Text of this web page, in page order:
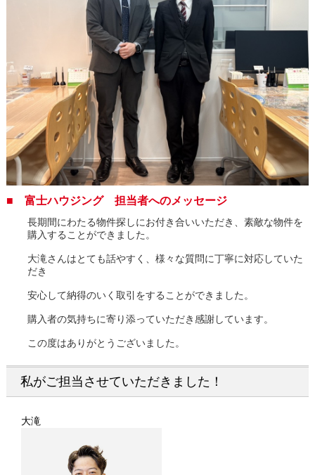
■ 富士ハウジング 担当者へのメッセージ
長期間にわたる物件探しにお付き合いいただき、素敵な物件を
購入することができました。
大滝さんはとても話やすく、様々な質問に丁寧に対応していた
だき
安心して納得のいく取引をすることができました。
購入者の気持ちに寄り添っていただき感謝しています。
この度はありがとうございました。
私がご担当させていただきました！
大滝